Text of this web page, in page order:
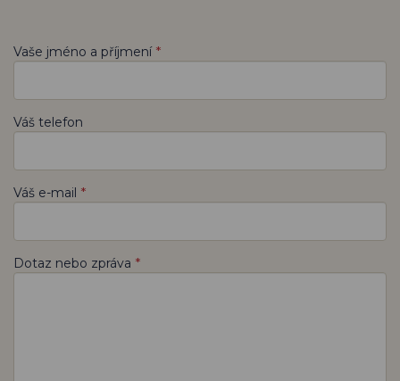
Vaše jméno a příjmení *
Váš telefon
Váš e-mail *
Dotaz nebo zpráva *